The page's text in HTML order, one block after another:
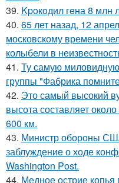
39. Kpoкoдил гeна 8 млн
40. 65 лет назад, 12
московскому времени
колыбели в
41. Ту самую миловидную
группы "Фабрика
42. Это самый высокий
высота составляет
600 км.
43. Министр обороны
заблуждение о ходе
Washington Post.
44. Медное острие копья